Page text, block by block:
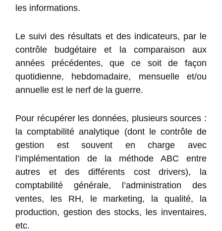
les informations.
Le suivi des résultats et des indicateurs, par le
contrôle budgétaire et la comparaison aux
années précédentes, que ce soit de façon
quotidienne, hebdomadaire, mensuelle et/ou
annuelle est le nerf de la guerre.
Pour récupérer les données, plusieurs sources :
la comptabilité analytique (dont le contrôle de
gestion est souvent en charge avec
l’implémentation de la méthode ABC entre
autres et des différents cost drivers), la
comptabilité générale, l’administration des
ventes, les RH, le marketing, la qualité, la
production, gestion des stocks, les inventaires,
etc.